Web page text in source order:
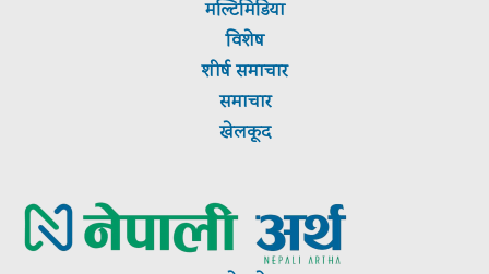
मल्टिमिडिया
विशेष
शीर्षसमाचार
समाचार
खेलकूद